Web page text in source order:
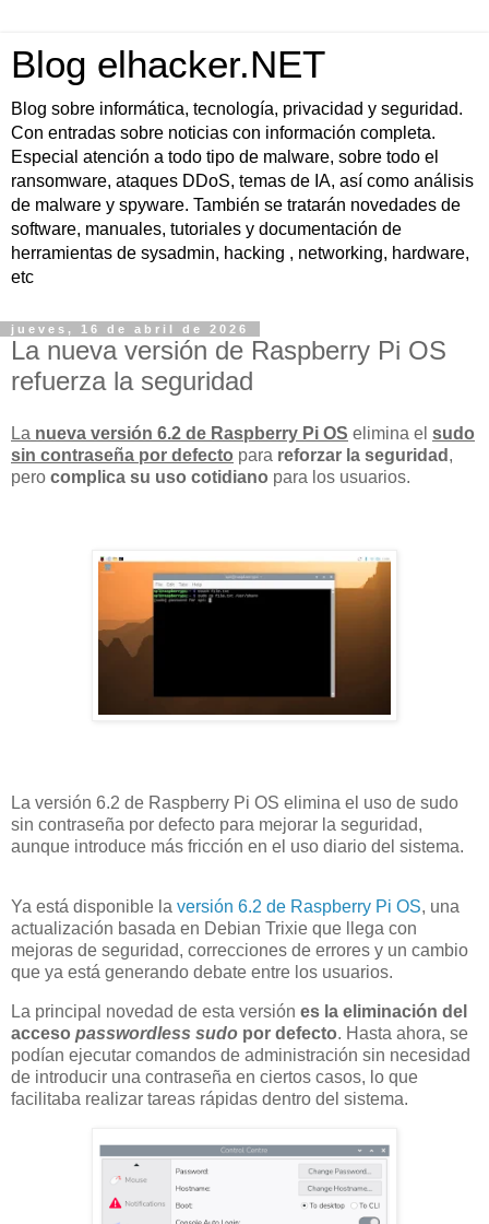
Blog elhacker.NET
Blog sobre informática, tecnología, privacidad y seguridad.
Con entradas sobre noticias con información completa.
Especial atención a todo tipo de malware, sobre todo el
ransomware, ataques DDoS, temas de IA, así como análisis
de malware y spyware. También se tratarán novedades de
software, manuales, tutoriales y documentación de
herramientas de sysadmin, hacking , networking, hardware,
etc
jueves, 16 de abril de 2026
La nueva versión de Raspberry Pi OS
refuerza la seguridad
La nueva versión 6.2 de Raspberry Pi OS elimina el sudo
sin contraseña por defecto para reforzar la seguridad ,
pero complica su uso cotidiano para los usuarios.
La versión 6.2 de Raspberry Pi OS elimina el uso de sudo
sin contraseña por defecto para mejorar la seguridad,
aunque introduce más fricción en el uso diario del sistema.
Ya está disponible la versión 6.2 de Raspberry Pi OS, una
actualización basada en Debian Trixie que llega con
mejoras de seguridad, correcciones de errores y un cambio
que ya está generando debate entre los usuarios.
La principal novedad de esta versión es la eliminación del
acceso passwordless sudo por defecto. Hasta ahora, se
podían ejecutar comandos de administración sin necesidad
de introducir una contraseña en ciertos casos, lo que
facilitaba realizar tareas rápidas dentro del sistema.